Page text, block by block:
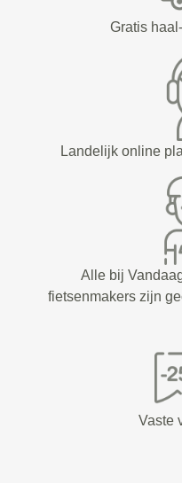
Gratis
Landelijk online
Alle bij
fietsenmakers zijn
Vaste